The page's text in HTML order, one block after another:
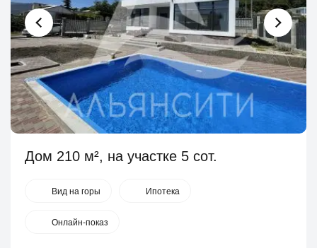
Дом 210 м², на участке 5 сот.
Вид на горы Ипотека
Онлайн-показ